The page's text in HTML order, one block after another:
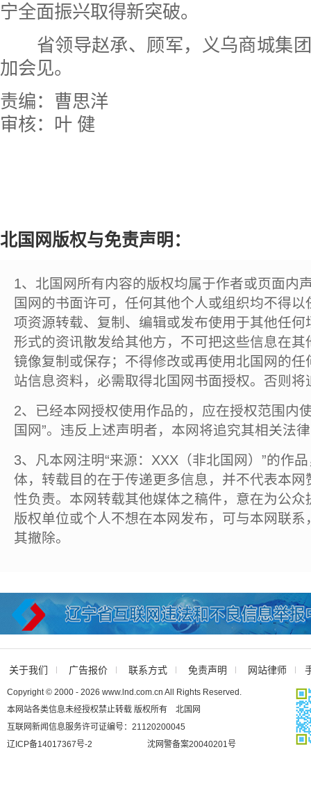
宁全面振兴取得新突破。
省领导赵承、顾军，义乌商城集团
加会见。
责编：曹思洋
审核：叶 健
北国网版权与免责声明：
1、北国网所有内容的版权均属于作者或页面内
国网的书面许可，任何其他个人或组织均不得
项资源转载、复制、编辑或发布使用于其他任
形式的资讯散发给其他方，不可把这些信息在
镜像复制或保存；不得修改或再使用北国网的
站信息资料，必需取得北国网书面授权。否则将
2、已经本网授权使用作品的，应在授权范围内
国网”。违反上述声明者，本网将追究其相关法
3、凡本网注明“来源：XXX（非北国网）”的作
体，转载目的在于传递更多信息，并不代表本
性负责。本网转载其他媒体之稿件，意在为公
版权单位或个人不想在本网发布，可与本网联
其撤除。
关于我们 广告报价 联系方式 免责声明 网站律师
Copyright © 2000 - 2026 www.lnd.com.cn All Rights Reserved.
本网站各类信息未经授权禁止转载 版权所有 北国网
互联网新闻信息服务许可证编号：21120200045
辽ICP备14017367号-2
沈网警备案20040201号